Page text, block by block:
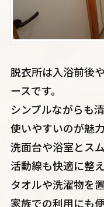
脱衣所は入浴前後
ースです。
シンプルながらも
使いやすいのが魅力
洗面台や浴室とス
活動線も快適に整
タオルや洗濯物を
家族での利用にも便